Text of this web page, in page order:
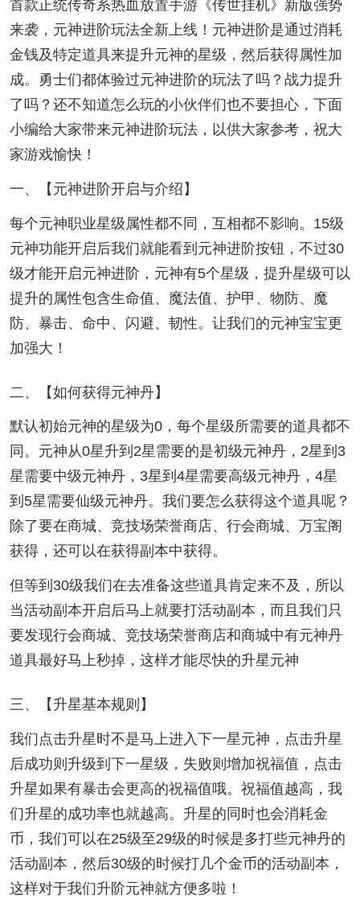
首款正统传奇系热血放置手游《传世挂机》新版强势
来袭，元神进阶玩法全新上线！元神进阶是通过消耗
金钱及特定道具来提升元神的星级，然后获得属性加
成。勇士们都体验过元神进阶的玩法了吗？战力提升
了吗？还不知道怎么玩的小伙伴们也不要担心，下面
小编给大家带来元神进阶玩法，以供大家参考，祝大
家游戏愉快！
一、【元神进阶开启与介绍】
每个元神职业星级属性都不同，互相都不影响。15级
元神功能开启后我们就能看到元神进阶按钮，不过30
级才能开启元神进阶，元神有5个星级，提升星级可以
提升的属性包含生命值、魔法值、护甲、物防、魔
防、暴击、命中、闪避、韧性。让我们的元神宝宝更
加强大！
二、【如何获得元神丹】
默认初始元神的星级为0，每个星级所需要的道具都不
同。元神从0星升到2星需要的是初级元神丹，2星到3
星需要中级元神丹，3星到4星需要高级元神丹，4星
到5星需要仙级元神丹。我们要怎么获得这个道具呢？
除了要在商城、竞技场荣誉商店、行会商城、万宝阁
获得，还可以在获得副本中获得。
但等到30级我们在去准备这些道具肯定来不及，所以
当活动副本开启后马上就要打活动副本，而且我们只
要发现行会商城、竞技场荣誉商店和商城中有元神丹
道具最好马上秒掉，这样才能尽快的升星元神
三、【升星基本规则】
我们点击升星时不是马上进入下一星元神，点击升星
后成功则升级到下一星级，失败则增加祝福值，点击
升星如果有暴击会更高的祝福值哦。祝福值越高，我
们升星的成功率也就越高。升星的同时也会消耗金
币，我们可以在25级至29级的时候是多打些元神丹的
活动副本，然后30级的时候打几个金币的活动副本，
这样对于我们升阶元神就方便多啦！